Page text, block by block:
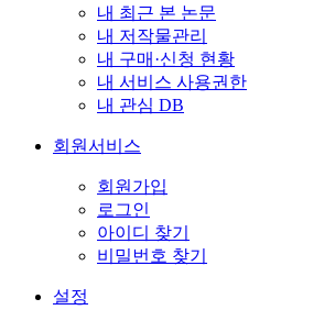
내 최근 본 논문
내 저작물관리
내 구매·신청 현황
내 서비스 사용권한
내 관심 DB
회원서비스
회원가입
로그인
아이디 찾기
비밀번호 찾기
설정